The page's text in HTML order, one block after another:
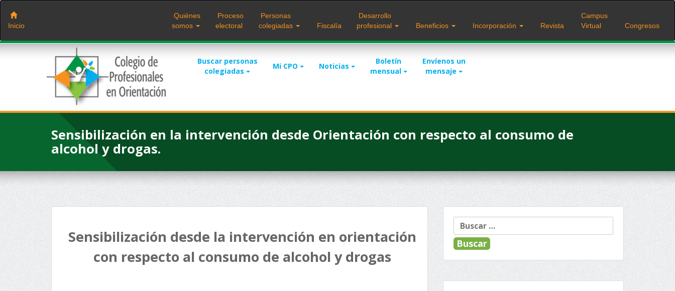
Saltar
contenido
Inicio
Quiénes
somos
Proceso
electoral
Personas
colegiadas
Fiscalía
Desarrollo
profesional
Beneficios Incorporación Revista
Campus
Virtual
Congresos
Buscar personas
colegiadas
Mi CPO Noticias
Boletín
mensual
Envíenos un
mensaje
Sensibilización en la intervención desde Orientación con respecto al consumo de
alcohol y drogas.
Sensibilización desde la intervención en orientación
con respecto al consumo de alcohol y drogas
Buscar: